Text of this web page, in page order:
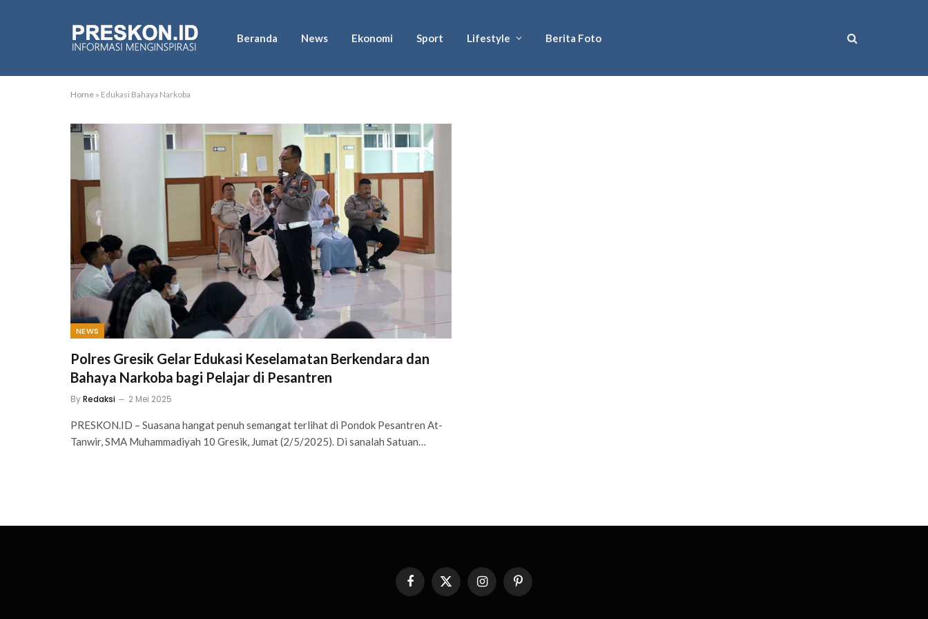
Beranda News Ekonomi Sport Lifestyle Berita Foto
Home » Edukasi Bahaya Narkoba
NEWS
Polres Gresik Gelar Edukasi Keselamatan Berkendara dan
Bahaya Narkoba bagi Pelajar di Pesantren
ByRedaksi 2 Mei 2025
PRESKON.ID – Suasana hangat penuh semangat terlihat di Pondok Pesantren At-
Tanwir, SMA Muhammadiyah 10 Gresik, Jumat (2/5/2025). Di sanalah Satuan…
FacebookX
(Twitter)
InstagramPinterest